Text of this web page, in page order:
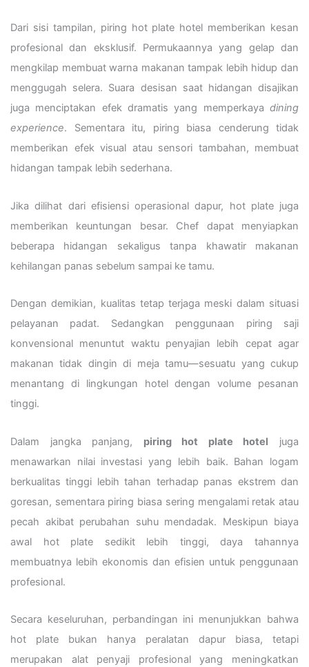
Dari sisi tampilan, piring hot plate hotel memberikan kesan
profesional dan eksklusif. Permukaannya yang gelap dan
mengkilap membuat warna makanan tampak lebih hidup dan
menggugah selera. Suara desisan saat hidangan disajikan
juga menciptakan efek dramatis yang memperkaya dining
experience. Sementara itu, piring biasa cenderung tidak
memberikan efek visual atau sensori tambahan, membuat
hidangan tampak lebih sederhana.
Jika dilihat dari efisiensi operasional dapur, hot plate juga
memberikan keuntungan besar. Chef dapat menyiapkan
beberapa hidangan sekaligus tanpa khawatir makanan
kehilangan panas sebelum sampai ke tamu.
Dengan demikian, kualitas tetap terjaga meski dalam situasi
pelayanan padat. Sedangkan penggunaan piring saji
konvensional menuntut waktu penyajian lebih cepat agar
makanan tidak dingin di meja tamu—sesuatu yang cukup
menantang di lingkungan hotel dengan volume pesanan
tinggi.
Dalam jangka panjang, piring hot plate hotel juga
menawarkan nilai investasi yang lebih baik. Bahan logam
berkualitas tinggi lebih tahan terhadap panas ekstrem dan
goresan, sementara piring biasa sering mengalami retak atau
pecah akibat perubahan suhu mendadak. Meskipun biaya
awal hot plate sedikit lebih tinggi, daya tahannya
membuatnya lebih ekonomis dan efisien untuk penggunaan
profesional.
Secara keseluruhan, perbandingan ini menunjukkan bahwa
hot plate bukan hanya peralatan dapur biasa, tetapi
merupakan alat penyaji profesional yang meningkatkan